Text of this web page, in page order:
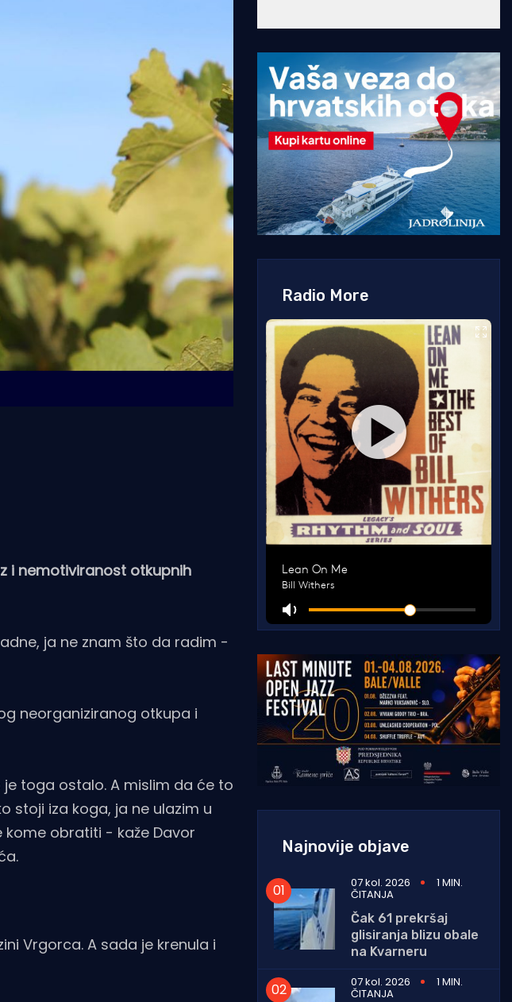
i nemotiviranost otkupnih
ja ne znam što da radim -
neorganiziranog otkupa i
toga ostalo. A mislim da će to
stoji iza koga, ja ne ulazim u
obratiti - kaže Davor
Vrgorca. A sada je krenula i
Radio More
Najnovije objave
07 kol. 2026 1 MIN.
ČITANJA
Čak 61 prekršaj
glisiranja blizu obale
na Kvarneru
07 kol. 2026
1 MIN.
ČITANJA